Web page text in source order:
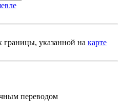
границы, указанной на карте
переводом